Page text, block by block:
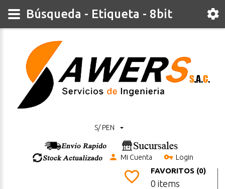
S/ PEN
Mi Cuenta Login
FAVORITOS (0)
0 items
Búsqueda - Etiqueta - 8bit